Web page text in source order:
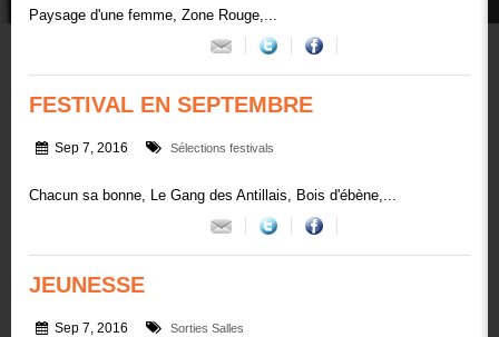
Paysage d'une femme, Zone Rouge,...
FESTIVAL EN SEPTEMBRE
Sep 7, 2016 Sélections festivals
Chacun sa bonne, Le Gang des Antillais, Bois d'ébène,...
JEUNESSE
Sep 7, 2016 Sorties Salles